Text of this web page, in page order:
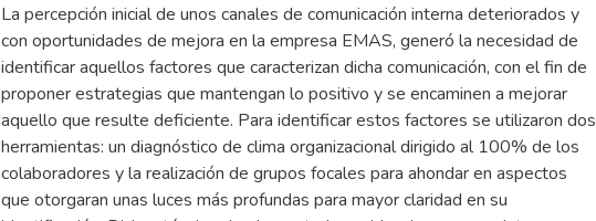
La percepción inicial de unos canales de comunicación interna deteriorados y
con oportunidades de mejora en la empresa EMAS, generó la necesidad de
identificar aquellos factores que caracterizan dicha comunicación, con el fin de
proponer estrategias que mantengan lo positivo y se encaminen a mejorar
aquello que resulte deficiente. Para identificar estos factores se utilizaron dos
herramientas: un diagnóstico de clima organizacional dirigido al 100% de los
colaboradores y la realización de grupos focales para ahondar en aspectos
que otorgaran unas luces más profundas para mayor claridad en su